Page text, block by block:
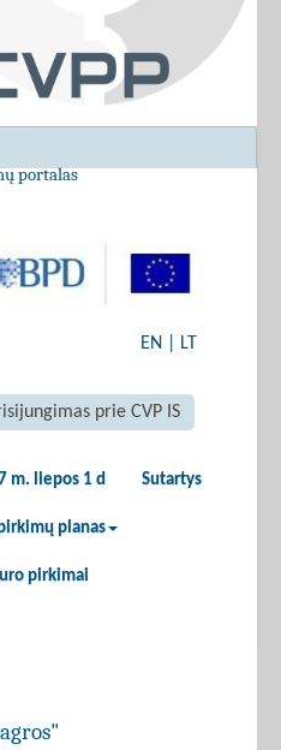
portalas
EN LT
prie CVP IS
m. liepos 1 d Sutartys
planas
pirkimai